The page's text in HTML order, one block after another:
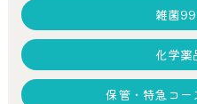
雑菌
化学薬
保管・特急コー